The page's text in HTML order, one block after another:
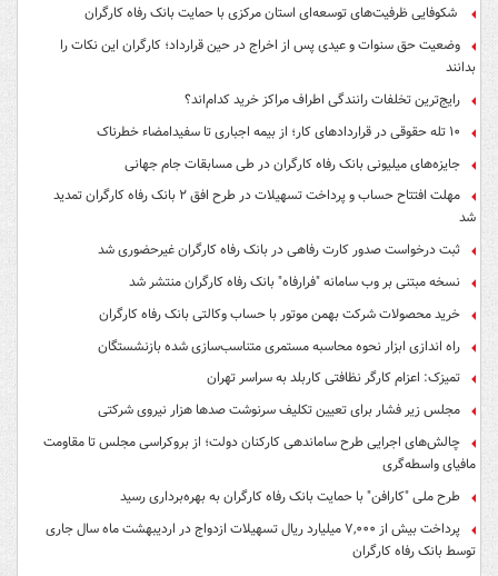
شکوفایی ظرفیت‌های توسعه‌ای استان مرکزی با حمایت بانک رفاه کارگران
وضعیت حق سنوات و عیدی پس از اخراج در حین قرارداد؛ کارگران این نکات را
بدانند
رایج‌ترین تخلفات رانندگی اطراف مراکز خرید کدام‌اند؟
۱۰ تله حقوقی در قراردادهای کار؛ از بیمه اجباری تا سفیدامضاء خطرناک
جایزه‌های میلیونی بانک رفاه کارگران در طی مسابقات جام جهانی
مهلت افتتاح حساب و پرداخت تسهیلات در طرح افق ۲ بانک رفاه کارگران تمدید
شد
ثبت درخواست صدور کارت رفاهی در بانک رفاه کارگران غیرحضوری شد
نسخه مبتنی بر وب سامانه "فرارفاه" بانک رفاه کارگران منتشر شد
خرید محصولات شرکت بهمن موتور با حساب وکالتی بانک رفاه کارگران
راه اندازی ابزار نحوه محاسبه مستمری متناسب‌سازی شده بازنشستگان
تمیزک: اعزام کارگر نظافتی کاربلد به سراسر تهران
مجلس زیر فشار برای تعیین تکلیف سرنوشت صدها هزار نیروی شرکتی
چالش‌های اجرایی طرح ساماندهی کارکنان دولت؛ از بروکراسی مجلس تا مقاومت
مافیای واسطه‌گری
طرح ملی "کارافن" با حمایت بانک رفاه کارگران به بهره‌برداری رسید
پرداخت بیش از ۷,۰۰۰ میلیارد ریال تسهیلات ازدواج در اردیبهشت ماه سال جاری
توسط بانک رفاه کارگران